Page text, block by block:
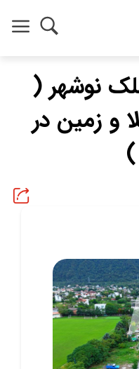
نوشهر (
و زمین در